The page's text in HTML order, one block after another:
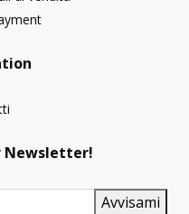
Newsletter!
Avvisami